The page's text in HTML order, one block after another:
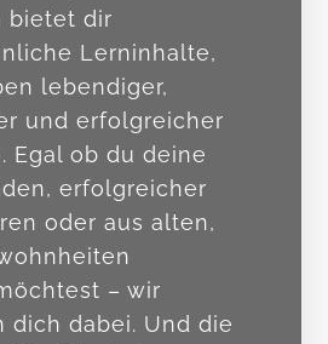
bietet dir
Lerninhalte,
lebendiger,
und erfolgreicher
Egal ob du deine
erfolgreicher
oder aus alten,
– wir
dich dabei. Und die